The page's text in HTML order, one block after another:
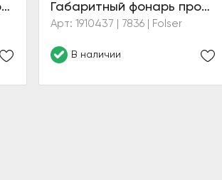
Габаритные фонари противосолнечного козырька (желтые) Габаритный фонарь противосолнечного козырька (белый)
Арт: 1910437 | 7836 | Folser
В наличии